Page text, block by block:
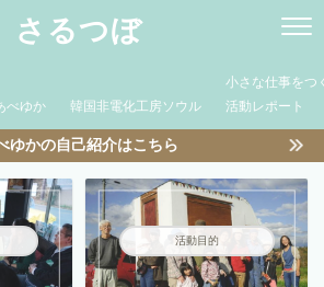
さるつぼ
べゆか 韓国非電化工房ソウル
小さな仕事をつ
活動レポート
ゆかの自己紹介はこちら
活動目的